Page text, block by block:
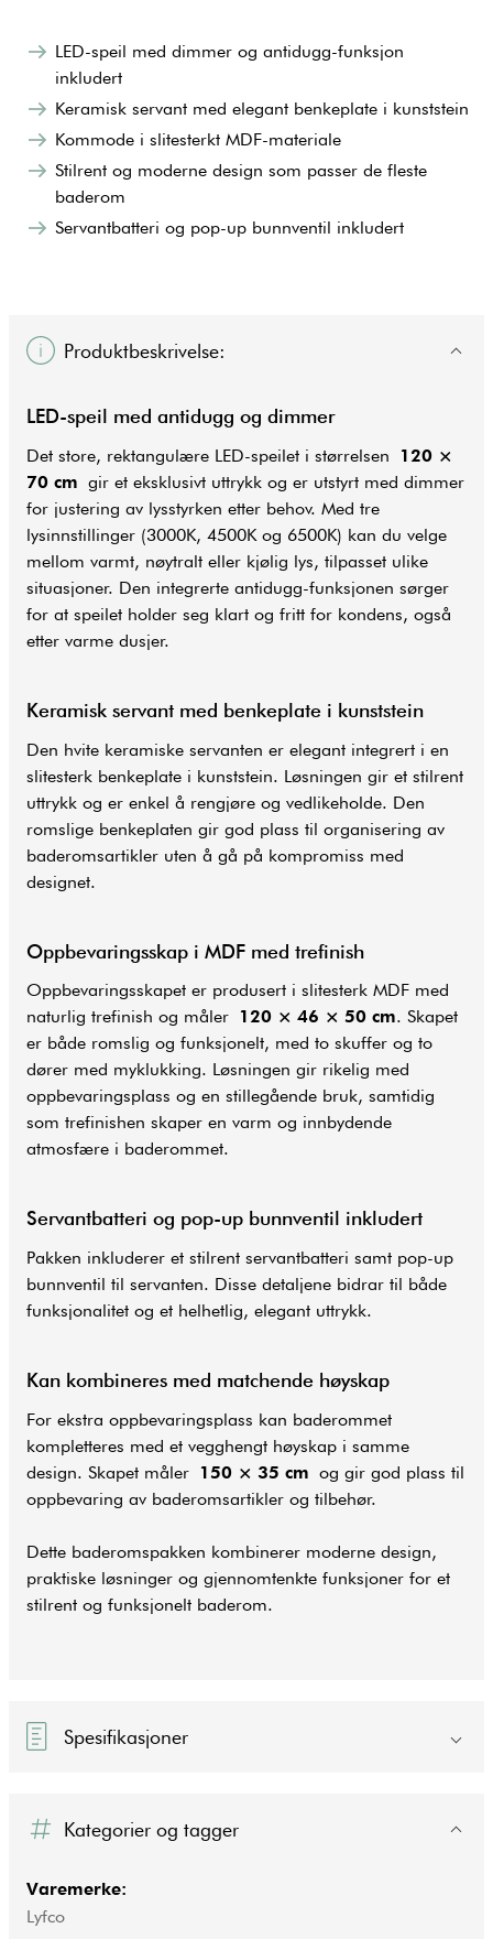
LED-speil med dimmer og antidugg-funksjon
inkludert
Keramisk servant med elegant benkeplate i kunststein
Kommode i slitesterkt MDF-materiale
Stilrent og moderne design som passer de fleste
baderom
Servantbatteri og pop-up bunnventil inkludert
Produktbeskrivelse:
LED-speil med antidugg og dimmer
Det store, rektangulære LED-speilet i størrelsen
120 ×
70 cm gir et eksklusivt uttrykk og er utstyrt med dimmer
for justering av lysstyrken etter behov. Med tre
lysinnstillinger (3000K, 4500K og 6500K) kan du velge
mellom varmt, nøytralt eller kjølig lys, tilpasset ulike
situasjoner. Den integrerte antidugg-funksjonen sørger
for at speilet holder seg klart og fritt for kondens, også
etter varme dusjer.
Keramisk servant med benkeplate i kunststein
Den hvite keramiske servanten er elegant integrert i en
slitesterk benkeplate i kunststein. Løsningen gir et stilrent
uttrykk og er enkel å rengjøre og vedlikeholde. Den
romslige benkeplaten gir god plass til organisering av
baderomsartikler uten å gå på kompromiss med
designet.
Oppbevaringsskap i MDF med trefinish
Oppbevaringsskapet er produsert i slitesterk MDF med
naturlig trefinish og måler 120 × 46 × 50 cm. Skapet
er både romslig og funksjonelt, med to skuffer og to
dører med myklukking. Løsningen gir rikelig med
oppbevaringsplass og en stillegående bruk, samtidig
som trefinishen skaper en varm og innbydende
atmosfære i baderommet.
Servantbatteri og pop-up bunnventil inkludert
Pakken inkluderer et stilrent servantbatteri samt pop-up
bunnventil til servanten. Disse detaljene bidrar til både
funksjonalitet og et helhetlig, elegant uttrykk.
Kan kombineres med matchende høyskap
For ekstra oppbevaringsplass kan baderommet
kompletteres med et vegghengt høyskap i samme
design. Skapet måler 150 × 35 cm og gir god plass til
oppbevaring av baderomsartikler og tilbehør.
Dette baderomspakken kombinerer moderne design,
praktiske løsninger og gjennomtenkte funksjoner for et
stilrent og funksjonelt baderom.
Spesifikasjoner
Kategorier og tagger
Varemerke:
Lyfco